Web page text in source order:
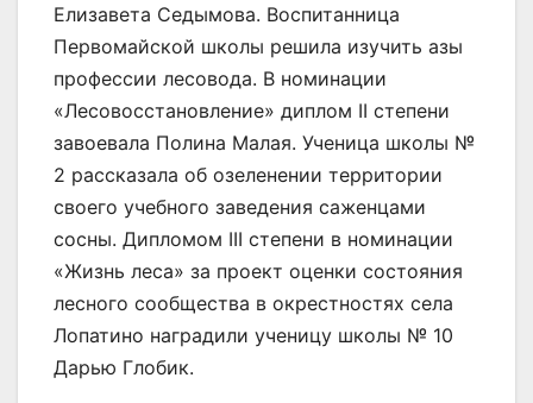
Елизавета Седымова. Воспитанница
Первомайской школы решила изучить азы
профессии лесовода. В номинации
«Лесовосстановление» диплом II степени
завоевала Полина Малая. Ученица школы №
2 рассказала об озеленении территории
своего учебного заведения саженцами
сосны. Дипломом III степени в номинации
«Жизнь леса» за проект оценки состояния
лесного сообщества в окрестностях села
Лопатино наградили ученицу школы № 10
Дарью Глобик.